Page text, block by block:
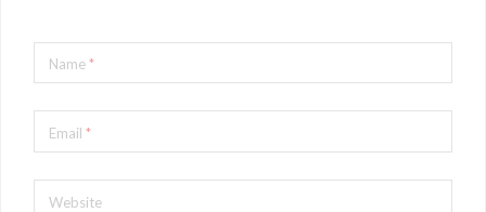
Name*
Email *
Website